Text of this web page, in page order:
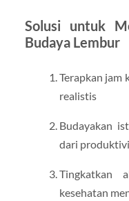
Solusi untuk
Budaya Lembur
Terapkan jam
realistis
Budayakan
dari
Tingkatkan
kesehatan